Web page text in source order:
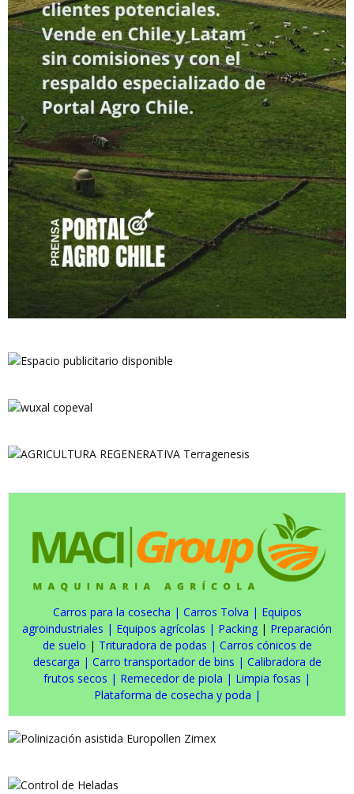
Carros para la cosecha | Carros Tolva | Equipos
agroindustriales | Equipos agrícolas | Packing | Preparación
de suelo | Trituradora de podas | Carros cónicos de
descarga | Carro transportador de bins | Calibradora de
frutos secos | Remecedor de piola | Limpia fosas |
Plataforma de cosecha y poda |